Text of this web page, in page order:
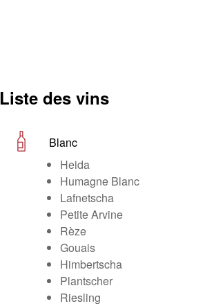
Liste des vins
Blanc
Heida
Humagne Blanc
Lafnetscha
Petite Arvine
Rèze
Gouais
Himbertscha
Plantscher
Riesling